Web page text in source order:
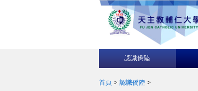
認識僑陸
首頁 > 認識僑陸 >